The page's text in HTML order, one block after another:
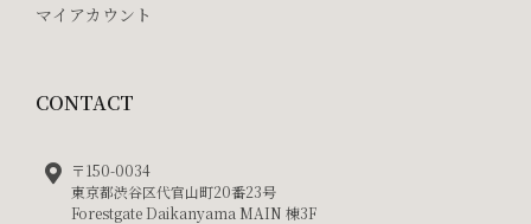
マイアカウント
CONTACT
〒150-0034
東京都渋谷区代官山町20番23号
Forestgate Daikanyama MAIN 棟3F